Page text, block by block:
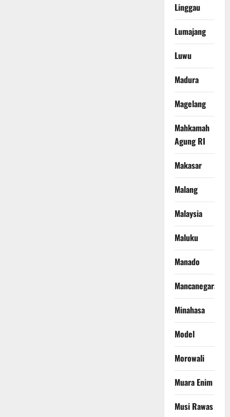
Linggau
Lumajang
Luwu
Madura
Magelang
Mahkamah
Agung RI
Makasar
Malang
Malaysia
Maluku
Manado
Mancanegara
Minahasa
Model
Morowali
Muara Enim
Musi Rawas